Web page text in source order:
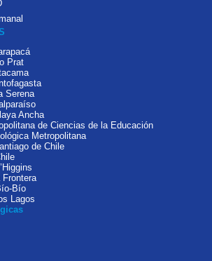
Prat
Serena
Ancha
de Ciencias de la Educación
Metropolitana
de Chile
Frontera
Bío
Lagos